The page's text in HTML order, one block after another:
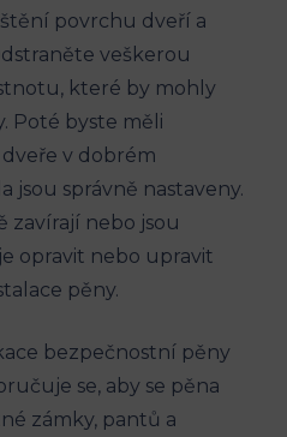
povrchu dveří a
veškerou
které by mohly
Poté byste měli
v dobrém
jsou správně nastaveny.
zavírají nebo jsou
opravit nebo upravit
pěny.
bezpečnostní pěny
se, aby se pěna
zámky, pantů a